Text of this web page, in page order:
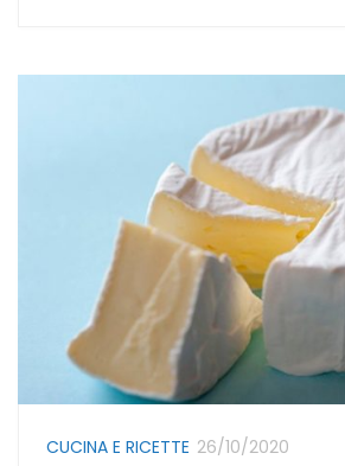
CUCINA E RICETTE 26/10/2020